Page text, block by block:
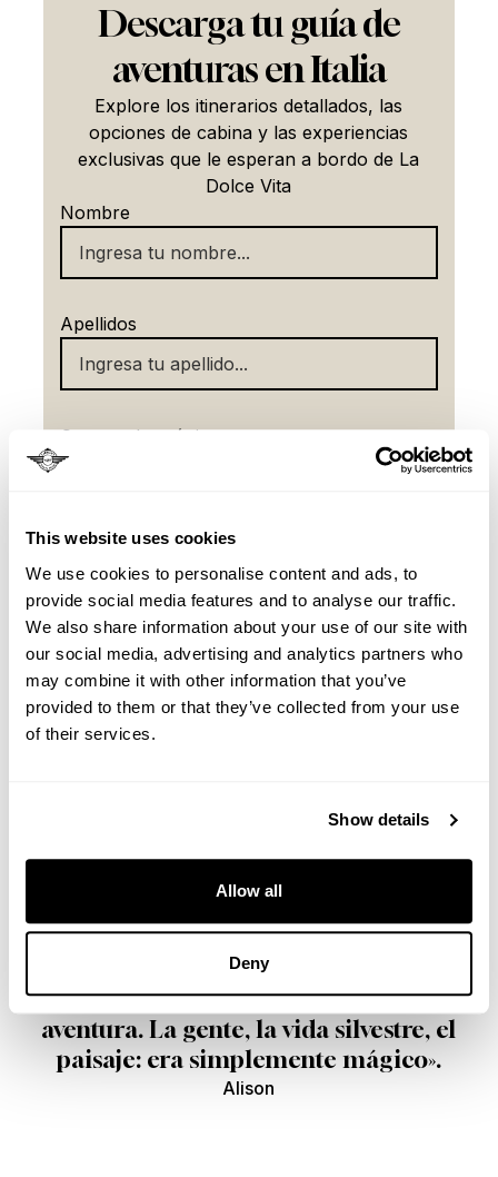
This website uses cookies
We use cookies to personalise content and ads, to
provide social media features and to analyse our traffic.
We also share information about your use of our site with
our social media, advertising and analytics partners who
may combine it with other information that you’ve
provided to them or that they’ve collected from your use
of their services.
Show details
Allow all
Deny
Descarga tu guía de
aventuras en Italia
Explore los itinerarios detallados, las
opciones de cabina y las experiencias
exclusivas que le esperan a bordo de La
Dolce Vita
Nombre
Apellidos
Correo electrónico
número de teléfono
única en la vida! Desde la majestuosa
impresionantes Cataratas Victoria y el
inolvidable viaje a bordo del Rovos
Rail, cada día traía consigo una nueva
aventura. La gente, la vida silvestre, el
paisaje: era simplemente mágico».
Alison